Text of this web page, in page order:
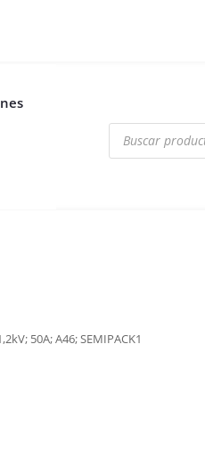
Búsqueda
productos
50A; A46; SEMIPACK1